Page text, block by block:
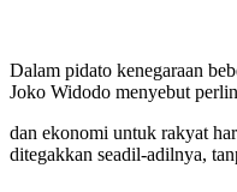
Dalam pidato kenegaraan
Joko Widodo menyebut
dan ekonomi untuk rakyat
ditegakkan seadil-adilnya,